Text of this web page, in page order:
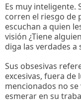
Es muy inteligente.
corren el riesgo de
escuchan a quien
visión ¿Tiene
diga las verdades a
Sus obsesivas
excesivas, fuera de
mencionados no se
esmerar en su